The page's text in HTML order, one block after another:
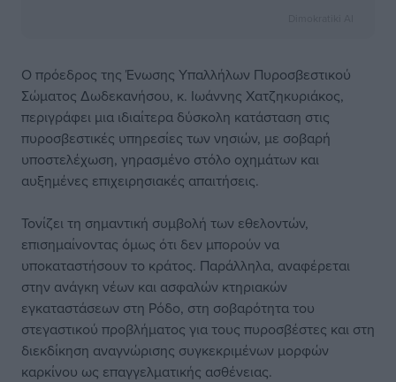
Ο πρόεδρος της Ένωσης Υπαλλήλων Πυροσβεστικού
Σώματος Δωδεκανήσου, κ. Ιωάννης Χατζηκυριάκος,
περιγράφει μια ιδιαίτερα δύσκολη κατάσταση στις
πυροσβεστικές υπηρεσίες των νησιών, με σοβαρή
υποστελέχωση, γηρασμένο στόλο οχημάτων και
αυξημένες επιχειρησιακές απαιτήσεις.
Τονίζει τη σημαντική συμβολή των εθελοντών,
επισημαίνοντας όμως ότι δεν μπορούν να
υποκαταστήσουν το κράτος. Παράλληλα, αναφέρεται
στην ανάγκη νέων και ασφαλών κτηριακών
εγκαταστάσεων στη Ρόδο, στη σοβαρότητα του
στεγαστικού προβλήματος για τους πυροσβέστες και στη
διεκδίκηση αναγνώρισης συγκεκριμένων μορφών
καρκίνου ως επαγγελματικής ασθένειας.